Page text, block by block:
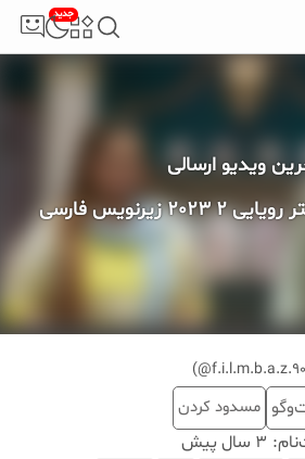
جدید
ویدیو ارسالی
زیرنویس فارسی
مسدود کردن
3 سال پیش